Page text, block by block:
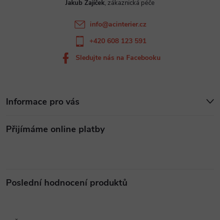
Informace pro vás
Přijímáme online platby
Poslední hodnocení produktů
Jakub Zajíček
info@acinterier.cz
+420 608 123 591
Sledujte nás na Facebooku